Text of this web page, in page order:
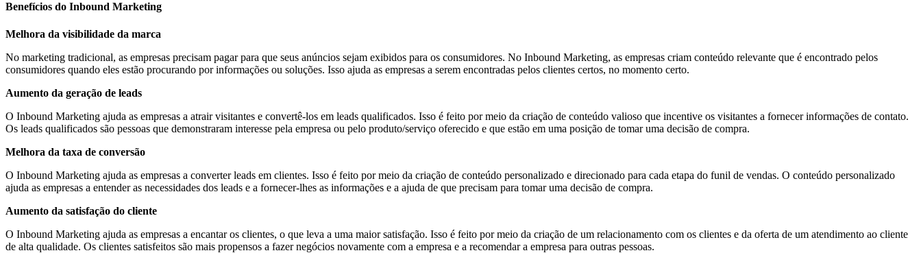
Benefícios do Inbound Marketing
Melhora da visibilidade da marca
No marketing tradicional, as empresas precisam pagar para que seus anúncios sejam exibidos para os consumidores. No Inbound Marketing, as empresas criam conteúdo relevante que é encontrado pelos
consumidores quando eles estão procurando por informações ou soluções. Isso ajuda as empresas a serem encontradas pelos clientes certos, no momento certo.
Aumento da geração de leads
O Inbound Marketing ajuda as empresas a atrair visitantes e convertê-los em leads qualificados. Isso é feito por meio da criação de conteúdo valioso que incentive os visitantes a fornecer informações de contato.
Os leads qualificados são pessoas que demonstraram interesse pela empresa ou pelo produto/serviço oferecido e que estão em uma posição de tomar uma decisão de compra.
Melhora da taxa de conversão
O Inbound Marketing ajuda as empresas a converter leads em clientes. Isso é feito por meio da criação de conteúdo personalizado e direcionado para cada etapa do funil de vendas. O conteúdo personalizado
ajuda as empresas a entender as necessidades dos leads e a fornecer-lhes as informações e a ajuda de que precisam para tomar uma decisão de compra.
Aumento da satisfação do cliente
O Inbound Marketing ajuda as empresas a encantar os clientes, o que leva a uma maior satisfação. Isso é feito por meio da criação de um relacionamento com os clientes e da oferta de um atendimento ao cliente
de alta qualidade. Os clientes satisfeitos são mais propensos a fazer negócios novamente com a empresa e a recomendar a empresa para outras pessoas.